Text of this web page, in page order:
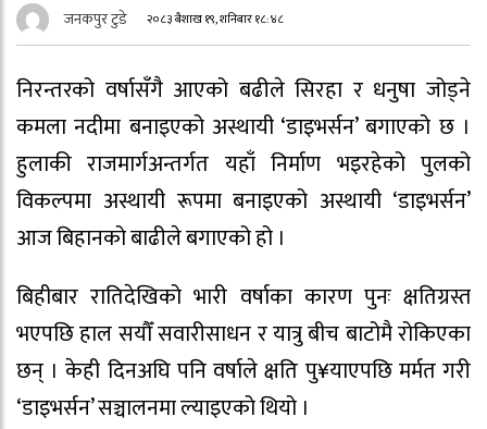
जनकपुर टुडे २०८३ बैशाख १९, शनिबार १८:४८
निरन्तरको वर्षासँगै आएको बढीले सिरहा र धनुषा जोड्ने
कमला नदीमा बनाइएको अस्थायी ‘डाइभर्सन’ बगाएको छ ।
हुलाकी राजमार्गअन्तर्गत यहाँ निर्माण भइरहेको पुलको
विकल्पमा अस्थायी रूपमा बनाइएको अस्थायी ‘डाइभर्सन’
आज बिहानको बाढीले बगाएको हो ।
बिहीबार रातिदेखिको भारी वर्षाका कारण पुनः क्षतिग्रस्त
भएपछि हाल सयौँ सवारीसाधन र यात्रु बीच बाटोमै रोकिएका
छन् । केही दिनअघि पनि वर्षाले क्षति पु¥याएपछि मर्मत गरी
‘डाइभर्सन’ सञ्चालनमा ल्याइएको थियो ।